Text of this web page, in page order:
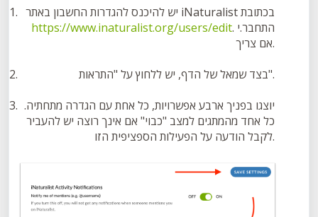
יש להיכנס להגדרות החשבון באתר iNaturalist בכתובת
https://www.inaturalist.org/users/edit. התחבר.י
אם צריך.
בצד שמאל של הדף, יש ללחוץ על "התראות".
יוצגו בפניך ארבע אפשרויות, כל אחת עם הגדרה מתחתיה.
כל אחד מהמתגים למצב "כבוי" אם אינך רוצה
לקבל הודעה על הפעילות הספציפית הזו.